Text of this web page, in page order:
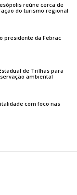
reúne cerca de
do turismo regional
presidente da Febrac
de Trilhas para
ambiental
com foco nas